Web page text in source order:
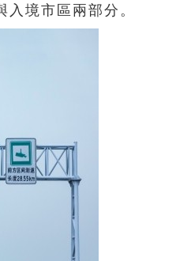
境市區兩部分。